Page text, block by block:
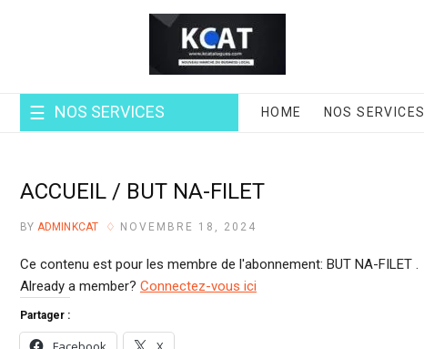
NOS SERVICES HOME NOS SERVICES
ACCUEIL / BUT NA-FILET
BY ADMINKCAT NOVEMBRE 18, 2024
Ce contenu est pour les membre de l'abonnement: BUT NA-FILET .
Already a member? Connectez-vous ici
Partager :